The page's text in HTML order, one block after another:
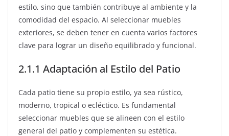
estilo, sino que también contribuye al ambiente y la
comodidad del espacio. Al seleccionar muebles
exteriores, se deben tener en cuenta varios factores
clave para lograr un diseño equilibrado y funcional.
2.1.1 Adaptación al Estilo del Patio
Cada patio tiene su propio estilo, ya sea rústico,
moderno, tropical o ecléctico. Es fundamental
seleccionar muebles que se alineen con el estilo
general del patio y complementen su estética.